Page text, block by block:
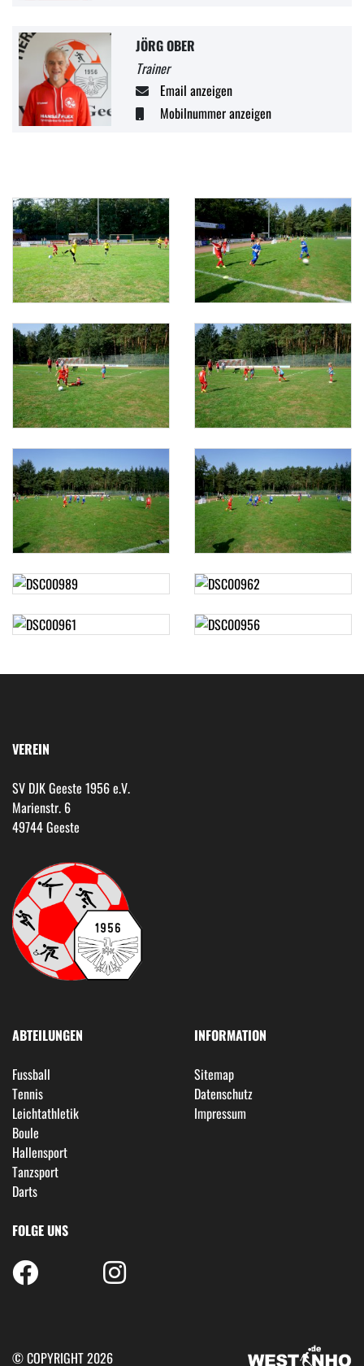
JÖRG OBER
Trainer
Email anzeigen
Mobilnummer anzeigen
VEREIN
SV DJK Geeste 1956 e.V.
Marienstr. 6
49744 Geeste
ABTEILUNGEN
Fussball
Tennis
Leichtathletik
Boule
Hallensport
Tanzsport
Darts
INFORMATION
Sitemap
Datenschutz
Impressum
FOLGE UNS
© COPYRIGHT 2026